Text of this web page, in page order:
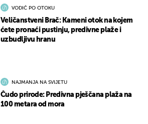
VODIČ PO OTOKU
Veličanstveni Brač: Kameni otok na kojem
ćete pronaći pustinju, predivne plaže i
uzbudljivu hranu
NAJMANJA NA SVIJETU
Čudo prirode: Predivna pješčana plaža na
100 metara od mora